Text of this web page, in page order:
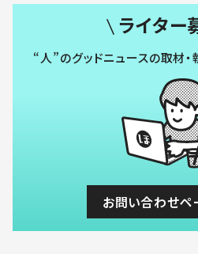
ライター
“人”のグッドニュースの取材
お問い合わせペ